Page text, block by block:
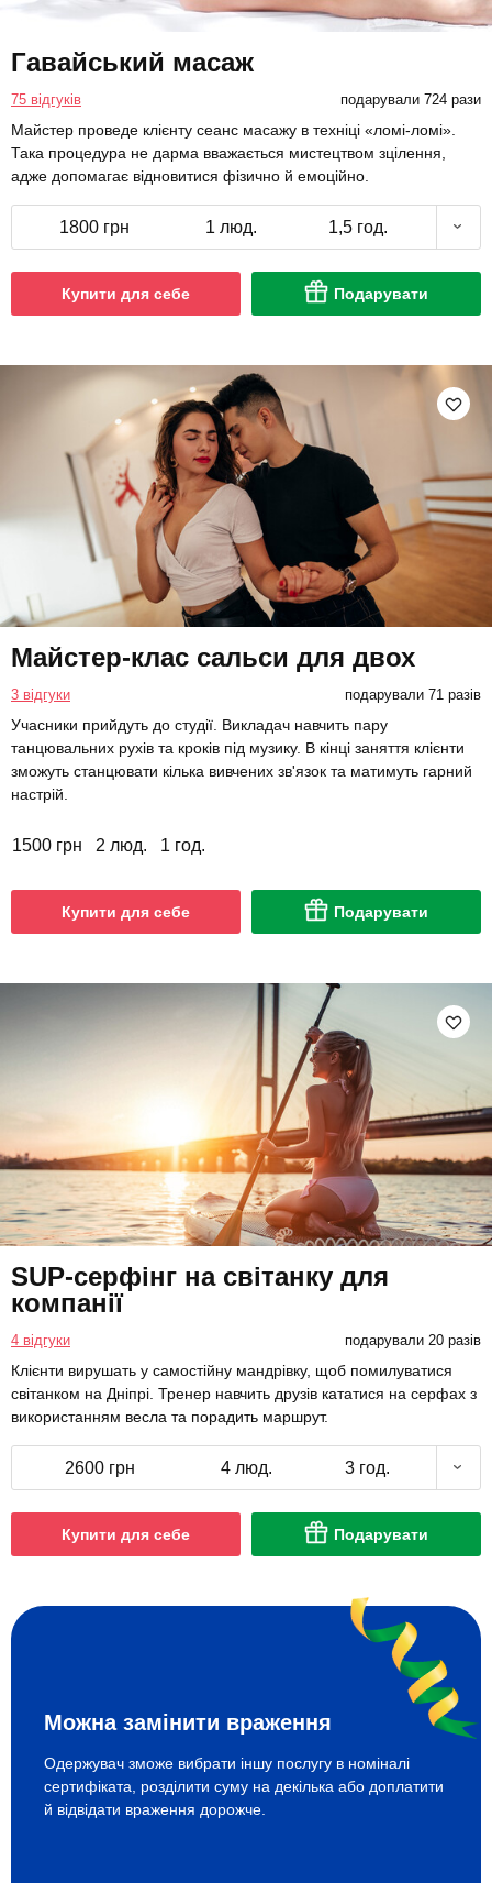
Гавайський масаж
75 відгуків подарували 724 рази
Майстер проведе клієнту сеанс масажу в техніці «ломі-ломі».
Така процедура не дарма вважається мистецтвом зцілення,
адже допомагає відновитися фізично й емоційно.
1800 грн 1 люд. 1,5 год.
Купити для себе Подарувати
Майстер-клас сальси для двох
3 відгуки подарували 71 разів
Учасники прийдуть до студії. Викладач навчить пару
танцювальних рухів та кроків під музику. В кінці заняття клієнти
зможуть станцювати кілька вивчених зв'язок та матимуть гарний
настрій.
1500 грн 2 люд. 1 год.
Купити для себе Подарувати
SUP-серфінг на світанку для
компанії
4 відгуки подарували 20 разів
Клієнти вирушать у самостійну мандрівку, щоб помилуватися
світанком на Дніпрі. Тренер навчить друзів кататися на серфах з
використанням весла та порадить маршрут.
2600 грн 4 люд. 3 год.
Купити для себе Подарувати
Можна замінити враження
Одержувач зможе вибрати іншу послугу в номіналі
сертифіката, розділити суму на декілька або доплатити
й відвідати враження дорожче.